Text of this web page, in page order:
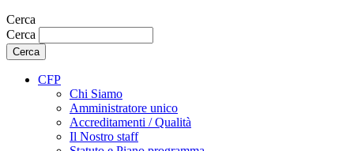
Cerca
Cerca
CFP
Chi Siamo
Amministratore unico
Accreditamenti / Qualità
Il Nostro staff